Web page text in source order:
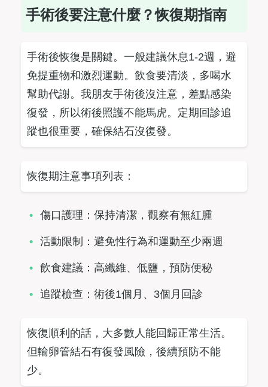
手術後要注意什麼？恢復期指南
手術後恢復是關鍵。一般建議休息1-2週，避
免提重物和激烈運動。飲食要清淡，多喝水
幫助代謝。我朋友手術後沒注意，差點感染
復發，所以術後照護不能馬虎。定期回診追
蹤也很重要，確保結石沒復發。
恢復期注意事項列表：
傷口護理：保持清潔，觀察有無紅腫
活動限制：避免性行為和運動至少兩週
飲食建議：高纖維、低鹽，預防便秘
追蹤檢查：術後1個月、3個月回診
恢復順利的話，大多數人能回歸正常生活。
但輸卵管結石有復發風險，後續預防不能
少。